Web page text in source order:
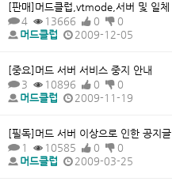
[판매]머드클럽,vtmode,서버 및 일체
4
13666 0
0
머드클럽
2009-12-05
[중요]머드 서버 서비스 중지 안내
3
10896 0
0
머드클럽
2009-11-19
[필독]머드 서버 이상으로 인한 공지글
1
10585 0
0
머드클럽
2009-03-25